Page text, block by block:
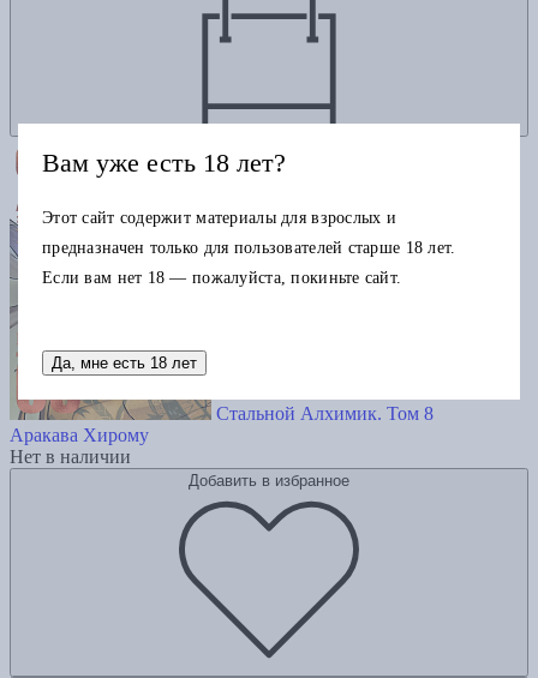
Стальной Алхимик. Том 8
Аракава Хирому
Нет в наличии
Добавить в избранное
Вам уже есть 18 лет?
Этот сайт содержит материалы для взрослых и
предназначен только для пользователей старше 18 лет.
Если вам нет 18 — пожалуйста, покиньте сайт.
Да, мне есть 18 лет